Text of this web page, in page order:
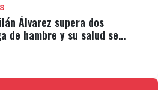
Álvarez supera dos
de hambre y su salud se